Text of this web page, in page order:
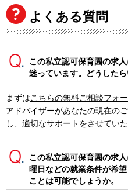
よくある質問
この私立認可保育園の求
迷っています。どうしたら
まずはこちらの無料ご相談フォ
アドバイザーがあなたの現在の
し、適切なサポートをさせていた
この私立認可保育園の求
曜日などの就業条件が希
ことは可能でしょうか。